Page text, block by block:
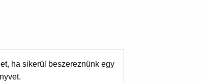
ha sikerül beszereznünk egy